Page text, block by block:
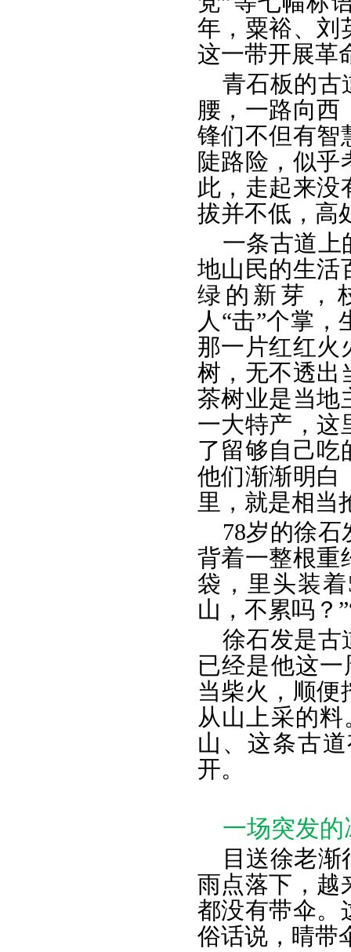
年，粟裕、刘
这一带开展革
青石板的古
腰，一路向西
锋们不但有智
陡路险，似乎
此，走起来没
拔并不低，高
一条古道上
地山民的生活
绿的新芽，
人“击”个掌
那一片红红火
树，无不透出
茶树业是当地
一大特产，这
了留够自己吃
他们渐渐明白
里，就是相当
78岁的徐
背着一整根重
袋，里头装
山，不累吗？
徐石发是古
已经是他这
当柴火，顺便
从山上采的
山、这条古
开。
一场突发的
目送徐老
雨点落下，越
都没有带伞。
俗话说，晴带